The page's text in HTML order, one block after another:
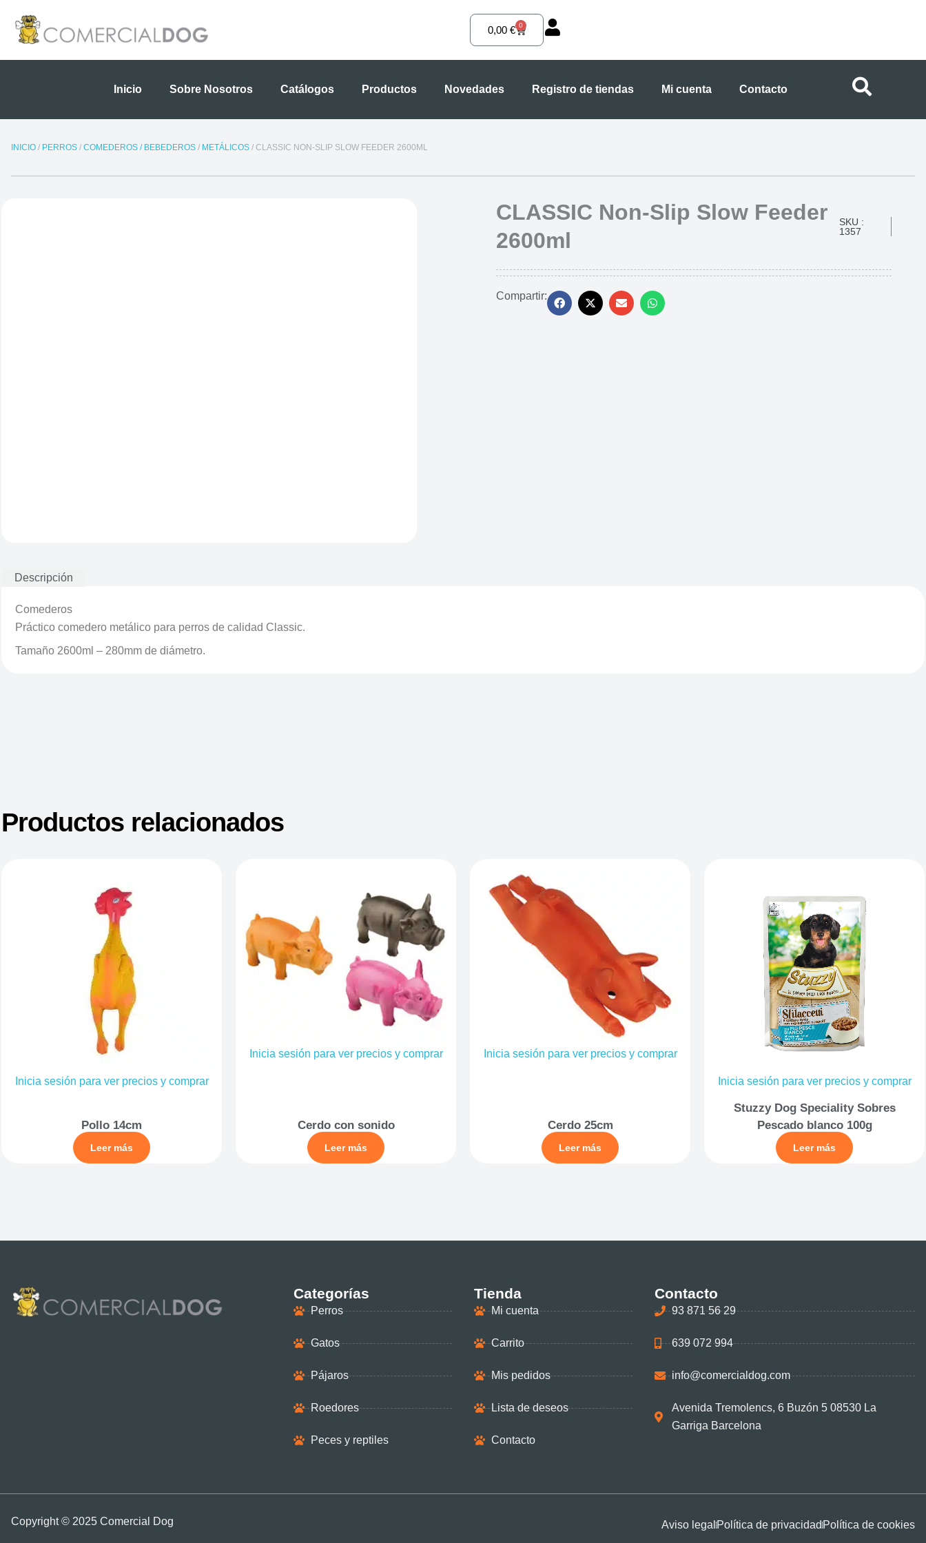
contenido
0,00 € 0
Carrito
Inicio Sobre Nosotros Catálogos Productos Novedades Registro de tiendas Mi cuenta Contacto
INICIO / PERROS / COMEDEROS / BEBEDEROS / METÁLICOS / CLASSIC NON-SLIP SLOW FEEDER 2600ML
CLASSIC Non-Slip Slow Feeder
2600ml
SKU :
1357
Compartir:
Descripción
Comederos
Práctico comedero metálico para perros de calidad Classic.
Tamaño 2600ml – 280mm de diámetro.
Productos relacionados
Inicia sesión para ver precios y comprar
Pollo 14cm
Leer más
Inicia sesión para ver precios y comprar
Cerdo con sonido
Leer más
Inicia sesión para ver precios y comprar
Cerdo 25cm
Leer más
Inicia sesión para ver precios y comprar
Stuzzy Dog Speciality Sobres
Pescado blanco 100g
Leer más
Categorías
Perros
Gatos
Pájaros
Roedores
Peces y reptiles
Tienda
Mi cuenta
Carrito
Mis pedidos
Lista de deseos
Contacto
Contacto
93 871 56 29
639 072 994
info@comercialdog.com
Avenida Tremolencs, 6 Buzón 5 08530 La
Garriga Barcelona
Copyright © 2025 Comercial Dog Aviso legal Política de privacidad Política de cookies